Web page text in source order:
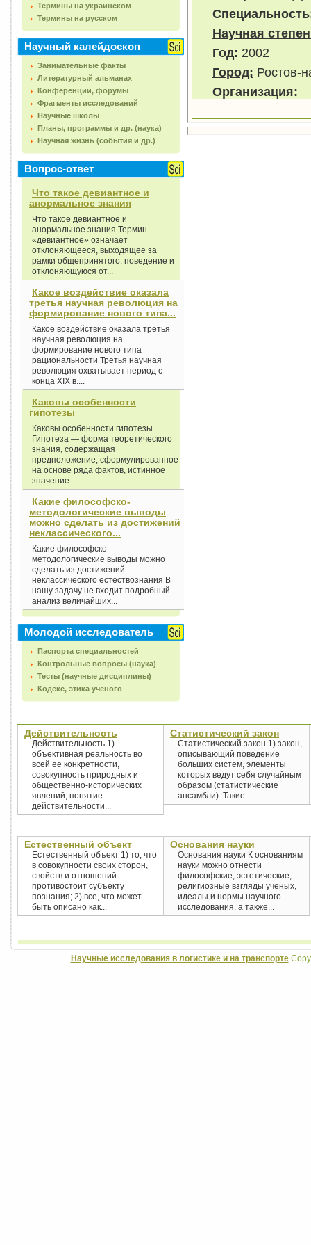
Термины на украинском
Термины на русском
Научный калейдоскоп
Занимательные факты
Литературный альманах
Конференции, форумы
Фрагменты исследований
Научные школы
Планы, программы и др. (наука)
Научная жизнь (события и др.)
Вопрос-ответ
Что такое девиантное и
анормальное знания
Что такое девиантное и
анормальное знания Термин
«девиантное» означает
отклоняющееся, выходящее за
рамки общепринятого, поведение и
отклоняющуюся от...
Какое воздействие оказала
третья научная революция на
формирование нового типа...
Какое воздействие оказала третья
научная революция на
формирование нового типа
рациональности Третья научная
революция охватывает период с
конца XIX в....
Каковы особенности
гипотезы
Каковы особенности гипотезы
Гипотеза — форма теоретического
знания, содержащая
предположение, сформулированное
на основе ряда фактов, истинное
значение...
Какие философско-
методологические выводы
можно сделать из достижений
неклассического...
Какие философско-
методологические выводы можно
сделать из достижений
неклассического естествознания В
нашу задачу не входит подробный
анализ величайших...
Молодой исследователь
Паспорта специальностей
Контрольные вопросы (наука)
Тесты (научные дисциплины)
Кодекс, этика ученого
Научная
Год: 2002
Город: Ростов-
Организация:
Действительность
Действительность 1)
объективная реальность во
всей ее конкретности,
совокупность природных и
общественно-исторических
явлений; понятие
действительности...
Статистический закон
Статистический закон 1) закон,
описывающий поведение
больших систем, элементы
которых ведут себя случайным
образом (статистические
ансамбли). Такие...
Естественный объект
Естественный объект 1) то, что
в совокупности своих сторон,
свойств и отношений
противостоит субъекту
познания; 2) все, что может
быть описано как...
Основания науки
Основания науки К основаниям
науки можно отнести
философские, эстетические,
религиозные взгляды ученых,
идеалы и нормы научного
исследования, а также...
Научные исследования в логистике и на транспорте